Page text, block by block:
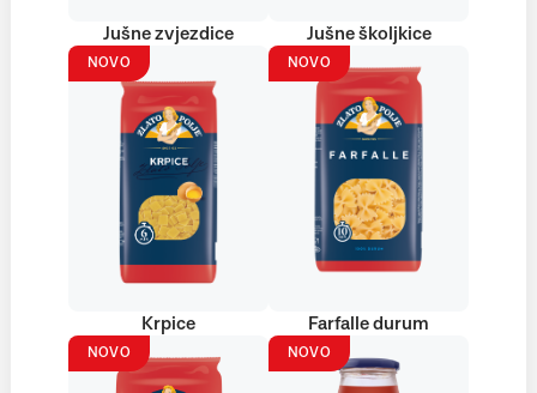
Jušne zvjezdice Jušne školjkice
NOVO
Krpice
NOVO
Farfalle durum
NOVO NOVO